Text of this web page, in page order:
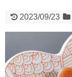
2023/09/23